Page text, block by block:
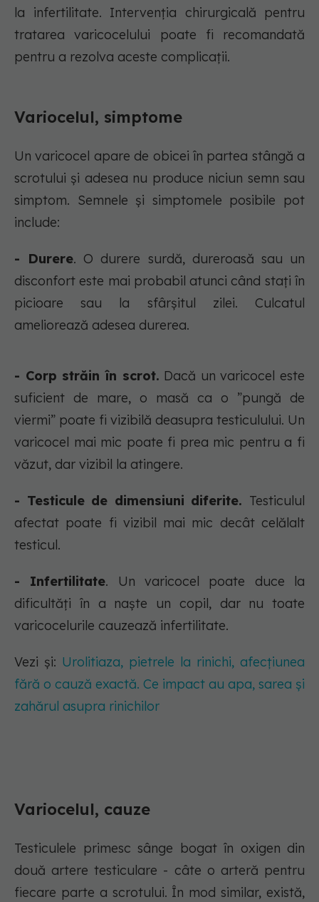
la infertilitate. Intervenția chirurgicală pentru
tratarea varicocelului poate fi recomandată
pentru a rezolva aceste complicații.
Variocelul, simptome
Un varicocel apare de obicei în partea stângă a
scrotului și adesea nu produce niciun semn sau
simptom. Semnele și simptomele posibile pot
include:
- Durere. O durere surdă, dureroasă sau un
disconfort este mai probabil atunci când stați în
picioare sau la sfârșitul zilei. Culcatul
ameliorează adesea durerea.
- Corp străin în scrot. Dacă un varicocel este
suficient de mare, o masă ca o ”pungă de
viermi” poate fi vizibilă deasupra testiculului. Un
varicocel mai mic poate fi prea mic pentru a fi
văzut, dar vizibil la atingere.
- Testicule de dimensiuni diferite. Testiculul
afectat poate fi vizibil mai mic decât celălalt
testicul.
- Infertilitate. Un varicocel poate duce la
dificultăți în a naște un copil, dar nu toate
varicocelurile cauzează infertilitate.
Vezi și: Urolitiaza, pietrele la rinichi, afecțiunea
fără o cauză exactă. Ce impact au apa, sarea și
zahărul asupra rinichilor
Variocelul, cauze
Testiculele primesc sânge bogat în oxigen din
două artere testiculare - câte o arteră pentru
fiecare parte a scrotului. În mod similar, există,